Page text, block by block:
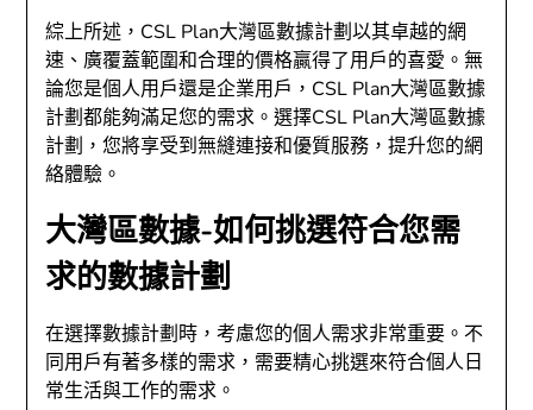
綜上所述，CSL Plan大灣區數據計劃以其卓越的網
速、廣覆蓋範圍和合理的價格贏得了用戶的喜愛。無
論您是個人用戶還是企業用戶，CSL Plan大灣區數據
計劃都能夠滿足您的需求。選擇CSL Plan大灣區數據
計劃，您將享受到無縫連接和優質服務，提升您的網
絡體驗。
大灣區數據-如何挑選符合您需
求的數據計劃
在選擇數據計劃時，考慮您的個人需求非常重要。不
同用戶有著多樣的需求，需要精心挑選來符合個人日
常生活與工作的需求。